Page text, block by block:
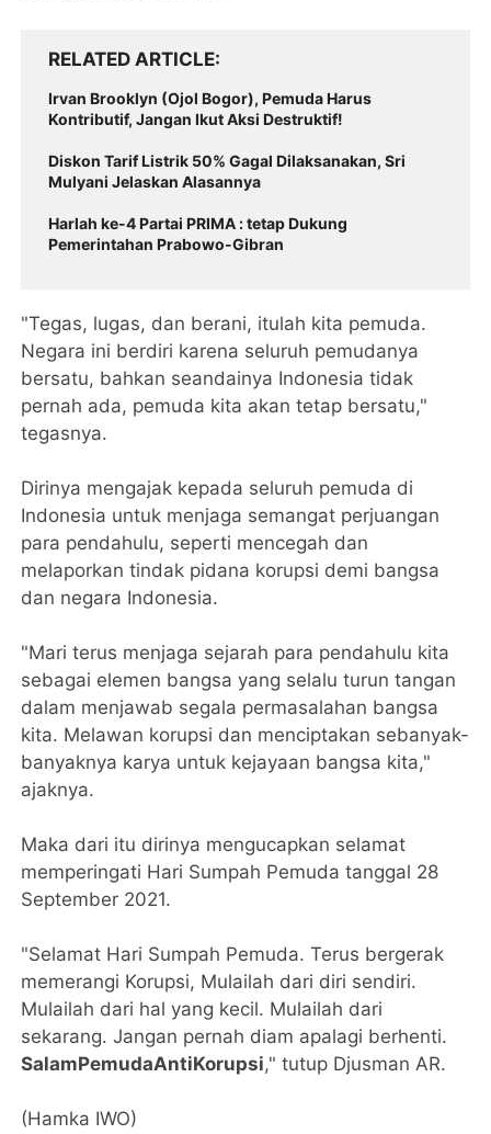
RELATED ARTICLE
Irvan Brooklyn (Ojol Bogor), Pemuda Harus
Kontributif, Jangan Ikut Aksi Destruktif!
Diskon Tarif Listrik 50% Gagal Dilaksanakan, Sri
Mulyani Jelaskan Alasannya
Harlah ke-4 Partai PRIMA : tetap Dukung
Pemerintahan Prabowo-Gibran
"Tegas, lugas, dan berani, itulah kita pemuda.
Negara ini berdiri karena seluruh pemudanya
bersatu, bahkan seandainya Indonesia tidak
pernah ada, pemuda kita akan tetap bersatu,"
tegasnya.
Dirinya mengajak kepada seluruh pemuda di
Indonesia untuk menjaga semangat perjuangan
para pendahulu, seperti mencegah dan
melaporkan tindak pidana korupsi demi bangsa
dan negara Indonesia.
"Mari terus menjaga sejarah para pendahulu kita
sebagai elemen bangsa yang selalu turun tangan
dalam menjawab segala permasalahan bangsa
kita. Melawan korupsi dan menciptakan sebanyak-
banyaknya karya untuk kejayaan bangsa kita,"
ajaknya.
Maka dari itu dirinya mengucapkan selamat
memperingati Hari Sumpah Pemuda tanggal 28
September 2021.
"Selamat Hari Sumpah Pemuda. Terus bergerak
memerangi Korupsi, Mulailah dari diri sendiri.
Mulailah dari hal yang kecil. Mulailah dari
sekarang. Jangan pernah diam apalagi berhenti.
SalamPemudaAntiKorupsi," tutup Djusman AR.
(Hamka IWO)